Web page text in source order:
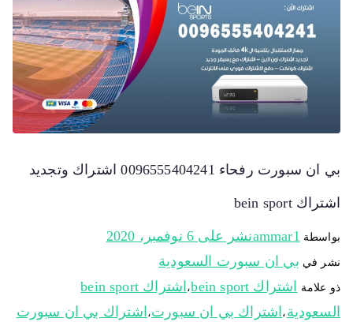
بي ان سبورت رفحاء 0096555404241 اشتراك وتجديد
اشتراك bein sport
بواسطة ammar1نشر على 6 نوفمبر، 2020
نشر في بي ان سبورت السعودية
ذو علامة اشتراك bein sport ،
اشتراك bein sport
السعودية ، اشتراك بي ان سبورت، اشتراك بي ان سبورت